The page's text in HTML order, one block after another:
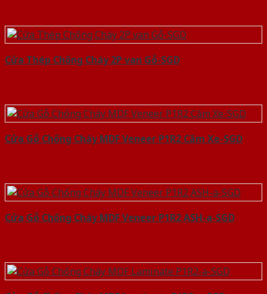
Cửa Thép Chống Cháy 2P van Gỗ-SGD
Cửa Gỗ Chống Cháy MDF Veneer P1R2 Căm Xe-SGD
Cửa Gỗ Chống Cháy MDF Veneer P1R2 ASH-a-SGD